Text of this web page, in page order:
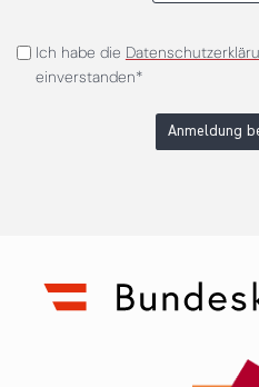
Ich habe die
einverstanden*
Anmeldung